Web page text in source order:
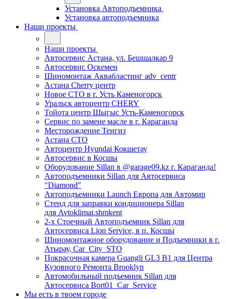
Установка Автоподъемника
Установка автоподъемника
Наши проекты
Наши проекты
Автосервис Астана, ул. Бешшалкар 9
Автосервис Оскемен
Шиномонтаж Аквабластинг adv_centr
Астана Cherry центр
Новое СТО в г. Усть Каменогорск
Уральск автоцентр CHERY
Тойота центр Шыгыс Усть-Каменогорск
Сервис по замене масле в г. Караганда
Месторождение Тенгиз
Астана СТО
Автоцентр Hyundai Кокшетау
Автосервис в Косшы
Оборудование Sillan в @garage09.kz г. Караганда!
Автоподъемники Sillan для Автосервиса
"Diamond"
Автоподъемники Launch Европа для Автомир
Стенд для заправки кондиционера Sillan
для Avtoklimat.shmkent
2-х Стоечный Автоподъемник Sillan для
Автосервиса Lion Service, в п. Косшы
Шиномонтажное оборудование и Подъемники в г.
Атырау, Car_City_STO
Покрасочная камера Guangli GL3 B1 для Центра
Кузовного Ремонта Brooklyn
Автомобильный подъемник Sillan для
Автосервиса Bort01_Car_Service
Мы есть в твоем городе